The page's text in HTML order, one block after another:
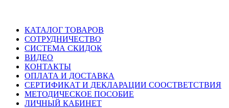
КАТАЛОГ ТОВАРОВ
СОТРУДНИЧЕСТВО
СИСТЕМА СКИДОК
ВИДЕО
КОНТАКТЫ
ОПЛАТА И ДОСТАВКА
СЕРТИФИКАТ И ДЕКЛАРАЦИИ СООСТВЕТСТВИЯ
МЕТОДИЧЕСКОЕ ПОСОБИЕ
ЛИЧНЫЙ КАБИНЕТ